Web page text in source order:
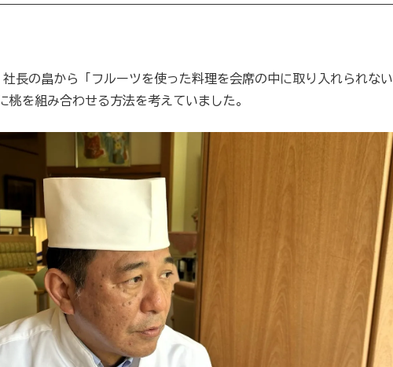
長の畠から「フルーツを使った料理を会席の中に取り入れられない
桃を組み合わせる方法を考えていました。